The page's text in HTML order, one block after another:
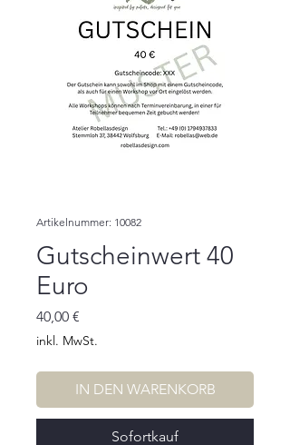
Artikelnummer: 10082
Gutscheinwert 40
Euro
40,00 €
inkl. MwSt.
IN DEN WARENKORB
Sofortkauf